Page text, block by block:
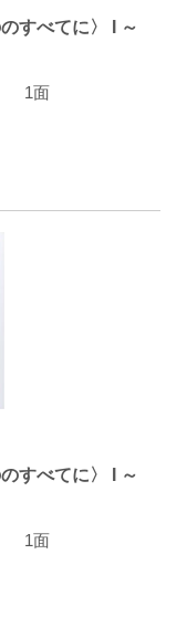
すべてに〉 I ～
1面
すべてに〉 I ～
1面